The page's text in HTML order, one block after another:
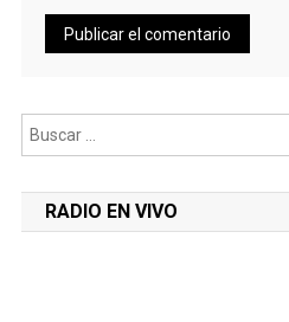
RADIO EN VIVO